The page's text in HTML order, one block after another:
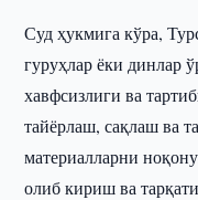
Суд ҳукмига кўра,
гуруҳлар ёки динлар
хавфсизлиги ва
тайёрлаш, сақлаш ва
материалларни
олиб кириш ва